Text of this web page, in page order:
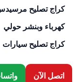
كراج تصليح
كهرباء وبنشر حولي
كراج تصليح سيارات
اتصل الآن